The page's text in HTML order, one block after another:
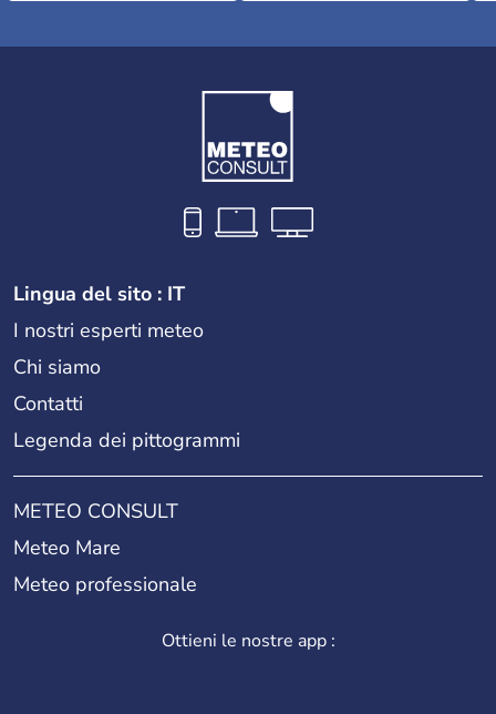
Lingua del sito : IT
I nostri esperti meteo
Chi siamo
Contatti
Legenda dei pittogrammi
METEO CONSULT
Meteo Mare
Meteo professionale
Ottieni le nostre app :